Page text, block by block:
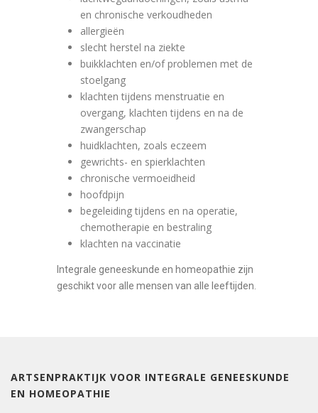
en chronische verkoudheden
allergieën
slecht herstel na ziekte
buikklachten en/of problemen met de
stoelgang
klachten tijdens menstruatie en
overgang, klachten tijdens en na de
zwangerschap
huidklachten, zoals eczeem
gewrichts- en spierklachten
chronische vermoeidheid
hoofdpijn
begeleiding tijdens en na operatie,
chemotherapie en bestraling
klachten na vaccinatie
Integrale geneeskunde en homeopathie zijn
geschikt voor alle mensen van alle leeftijden.
ARTSENPRAKTIJK VOOR INTEGRALE GENEESKUNDE
EN HOMEOPATHIE